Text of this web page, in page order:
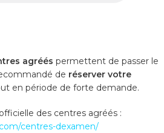
agréés permettent de passer le
de réserver votre
en période de forte demande.
des centres agréés :
centres-dexamen/